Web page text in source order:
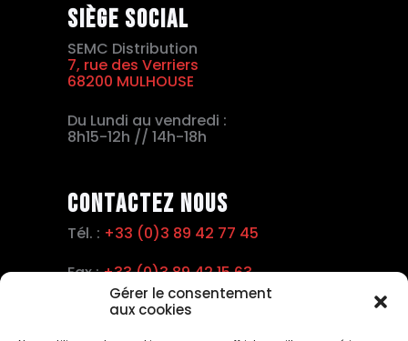
Gérer le consentement
aux cookies
Siège social
SEMC Distribution
7, rue des Verriers
68200 MULHOUSE
Du Lundi au vendredi :
8h15-12h // 14h-18h
Contactez nous
Tél. : +33 (0)3 89 42 77 45
Fax :+33 (0)3 89 42 15 63
Email :info@semc.pro